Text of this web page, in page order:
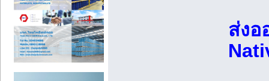
ส่งอ